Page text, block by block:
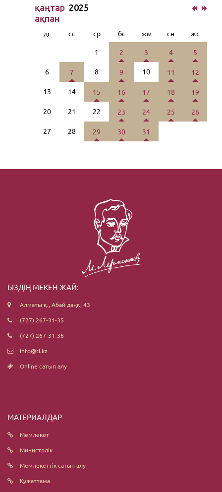
қаңтар 2025
ақпан
дс сс ср бс жм сн жс
1 2 3 4 5
6 7 8 9 10 11 12
13 14 15 16 17 18 19
20 21 22 23 24 25 26
27 28 29 30 31
БІЗДІҢ МЕКЕН ЖАЙ:
Алматы қ., Абай даңғ., 43
(727) 267-31-35
(727) 267-31-36
info@tl.kz
Online сатып алу
МАТЕРИАЛДАР
Мемлекет
Министрлік
Мемлекеттік сатып алу
Құжаттама